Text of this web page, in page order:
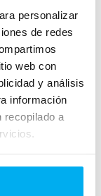
personalizar
de redes
web con
y análisis
información
recopilado a
y lapolítica de